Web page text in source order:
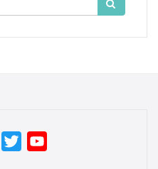
Instagram
Twitter